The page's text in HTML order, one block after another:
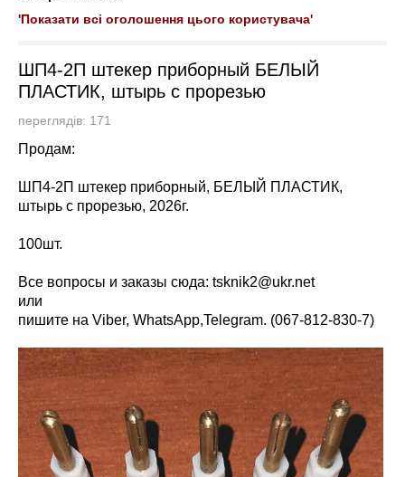
'Показати всі оголошення цього користувача'
ШП4-2П штекер приборный БЕЛЫЙ
ПЛАСТИК, штырь с прорезью
переглядів: 171
Продам:
ШП4-2П штекер приборный, БЕЛЫЙ ПЛАСТИК,
штырь с прорезью, 2026г.
100шт.
Все вопросы и заказы сюда: tsknik2@ukr.net
или
пишите на Viber, WhatsАpp,Telegram. (067-812-830-7)